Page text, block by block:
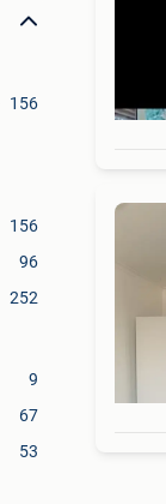
156
156
96
252
9
67
53